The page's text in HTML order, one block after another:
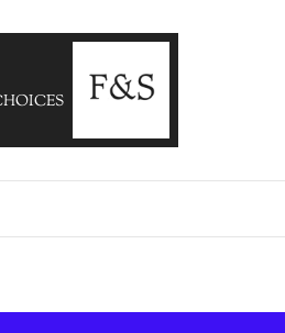
CHOICES - Less Is More